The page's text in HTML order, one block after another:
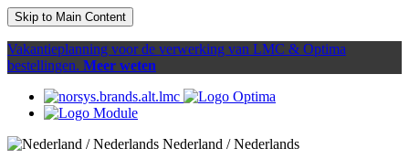
Skip to Main Content
Vakantieplanning voor de verwerking van LMC & Optima
bestellingen. Meer weten
Nederland / Nederlands